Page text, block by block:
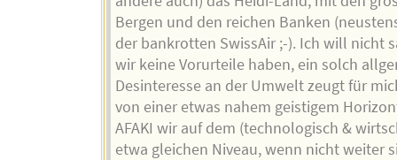
Bergen und den reichen Banken
der bankrotten SwissAir ;-). Ich will nicht
wir keine Vorurteile haben, ein solch
Desinteresse an der Umwelt zeugt für
von einer etwas nahem geistigem
AFAKI wir auf dem (technologisch &
etwa gleichen Niveau, wenn nicht weiter